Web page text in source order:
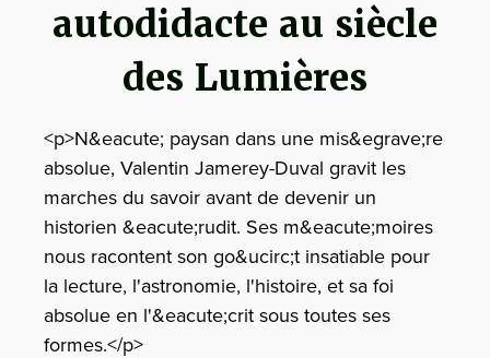
autodidacte au siècle
des Lumières
<p>N&eacute; paysan dans une mis&egrave;re
absolue, Valentin Jamerey-Duval gravit les
marches du savoir avant de devenir un
historien &eacute;rudit. Ses m&eacute;moires
nous racontent son go&ucirc;t insatiable pour
la lecture, l'astronomie, l'histoire, et sa foi
absolue en l'&eacute;crit sous toutes ses
formes.</p>